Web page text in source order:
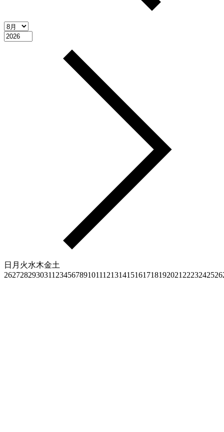
日 月 火水木金土
2627282930311 23456789101112131415161718192021 2223242526